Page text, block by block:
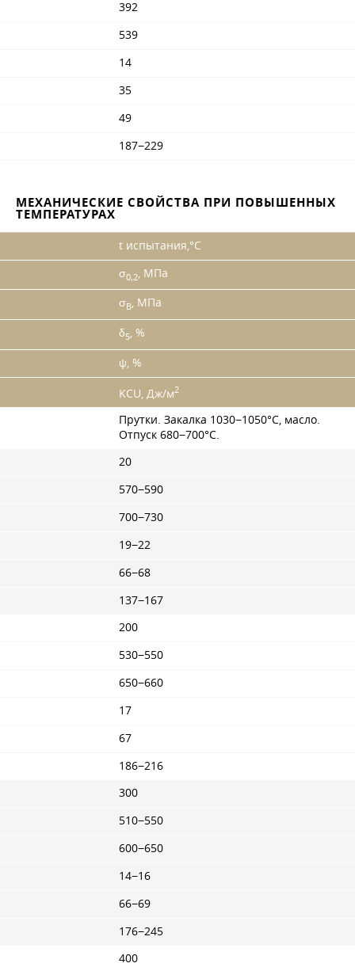
392
539
14
35
49
187−229
МЕХАНИЧЕСКИЕ СВОЙСТВА ПРИ ПОВЫШЕННЫХ
ТЕМПЕРАТУРАХ
t испытания,°C
σ0,2 , МПа
σB, МПа
δ5, %
ψ, %
KCU, Дж/м2
Прутки. Закалка 1030−1050°С, масло.
Отпуск 680−700°С.
20
570−590
700−730
19−22
66−68
137−167
200
530−550
650−660
17
67
186−216
300
510−550
600−650
14−16
66−69
176−245
400